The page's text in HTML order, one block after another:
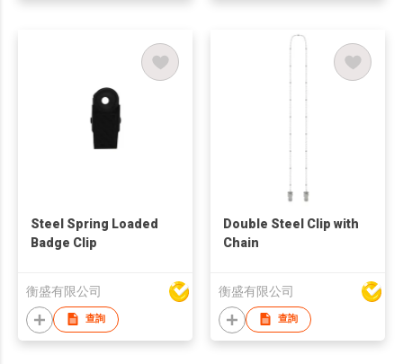
Steel Spring Loaded
Badge Clip
衡盛有限公司
查詢
Double Steel Clip with
Chain
衡盛有限公司
查詢